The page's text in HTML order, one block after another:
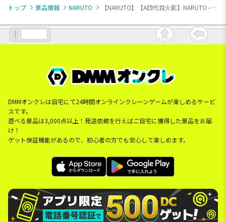
トップ
景品情報 NARUTO 【NARUTO】【A四代目火影】NARUTO -ナルト- 疾風伝 なりきりビッグタオル
DMMオンクレは自宅にて24時間オンラインクレーンゲームが楽しめるサービ
スです。
遊べる景品は3,000点以上！発送依頼を行えばご自宅に獲得した景品をお届
け！
ゲット保証機能があるので、初心者の方でも安心して楽しめます。